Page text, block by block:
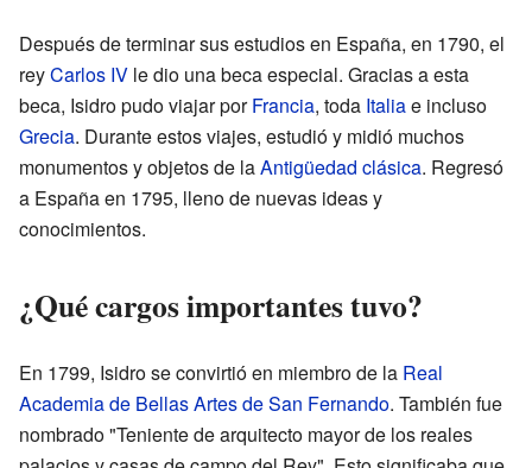
Después de terminar sus estudios en España, en 1790, el
reyCarlos IV le dio una beca especial. Gracias a esta
beca, Isidro pudo viajar porFrancia, toda Italiae incluso
Grecia. Durante estos viajes, estudió y midió muchos
monumentos y objetos de laAntigüedad clásica. Regresó
a España en 1795, lleno de nuevas ideas y
conocimientos.
¿Qué cargos importantes tuvo?
En 1799, Isidro se convirtió en miembro de la Real
Academia de Bellas Artes de San Fernando. También fue
nombrado "Teniente de arquitecto mayor de los reales